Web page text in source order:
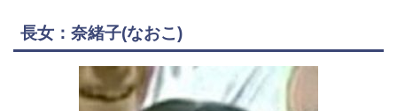
長女：奈緒子(なおこ)